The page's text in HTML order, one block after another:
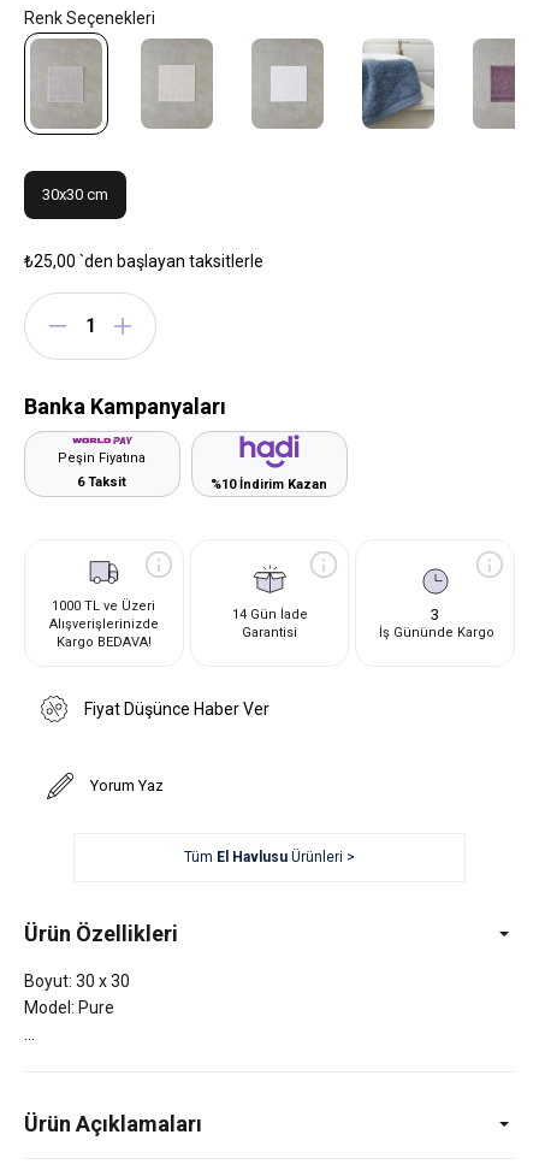
30x30 cm
₺25,00 `den başlayan taksitlerle
Banka Kampanyaları
Peşin Fiyatına
6 Taksit
%10 İndirim Kazan
1000 TL ve Üzeri
Alışverişlerinizde
Kargo BEDAVA!
14 Gün İade
Garantisi
3
İş Gününde Kargo
Fiyat Düşünce Haber Ver
Yorum Yaz
Tüm El HavlusuÜrünleri >
Ürün Özellikleri
Boyut: 30 x 30
Model: Pure
Ürün Açıklamaları